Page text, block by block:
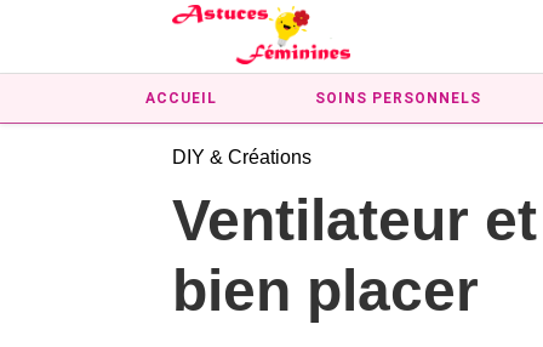
ACCUEIL SOINS PERSONNELS
DIY & Créations
Ventilateur
bien placer